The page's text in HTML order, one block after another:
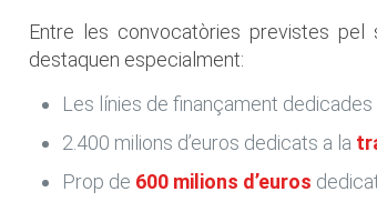
Entre les convocatòries previstes pel
destaquen especialment:
Les línies de finançament dedicades
2.400 milions d’euros dedicats a la
Prop de 600 milions d’euros